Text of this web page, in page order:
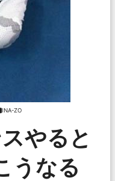
INA-ZO
やると
うなる